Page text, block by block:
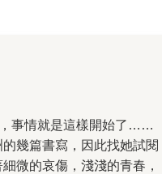
幾篇書寫，因此找她試閱
微的哀傷，淺淺的青春，